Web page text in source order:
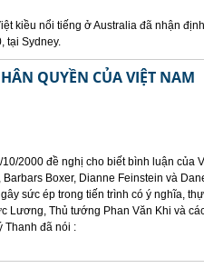
kiều nổi tiếng ở Australia đã nhận
tại Sydney.
QUYỀN CỦA VIỆT NAM
2000 đề nghị cho biết bình luận của
Boxer, Dianne Feinstein và
sức ép trong tiến trình có ý nghĩa,
Lương, Thủ tướng Phan Văn Khi và
Thanh đã nói :